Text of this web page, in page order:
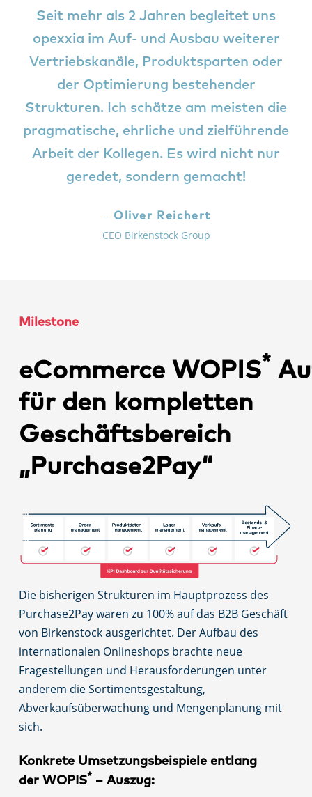
Seit mehr als 2 Jahren begleitet uns
opexxia im Auf- und Ausbau weiterer
Vertriebskanäle, Produktsparten oder
der Optimierung bestehender
Strukturen. Ich schätze am meisten die
pragmatische, ehrliche und zielführende
Arbeit der Kollegen. Es wird nicht nur
geredet, sondern gemacht!
Oliver Reichert
CEO Birkenstock Group
Milestone
eCommerce WOPIS*
für den kompletten
Geschäftsbereich
„Purchase2Pay“
Die bisherigen Strukturen im Hauptprozess des
Purchase2Pay waren zu 100% auf das B2B Geschäft
von Birkenstock ausgerichtet. Der Aufbau des
internationalen Onlineshops brachte neue
Fragestellungen und Herausforderungen unter
anderem die Sortimentsgestaltung,
Abverkaufsüberwachung und Mengenplanung mit
sich.
Konkrete Umsetzungsbeispiele entlang
der WOPIS* – Auszug: